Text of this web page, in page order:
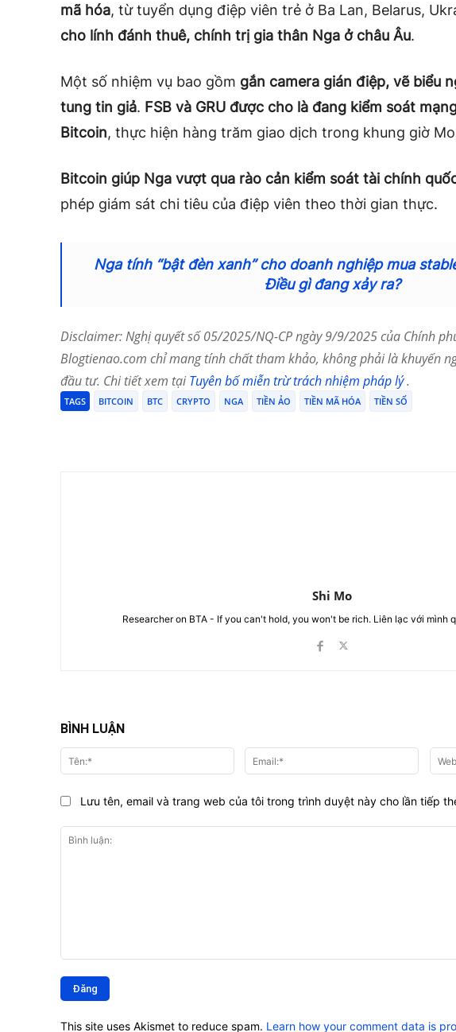
mã hóa, từ tuyển dụng điệp viên trẻ ở Ba Lan, Belarus,
cho lính đánh thuê, chính trị gia thân Nga ở châu Âu.
Một số nhiệm vụ bao gồm gắn camera gián điệp, vẽ biểu
tung tin giả. FSB và GRU được cho là đang kiểm soát
Bitcoin, thực hiện hàng trăm giao dịch trong khung giờ
Bitcoin giúp Nga vượt qua rào cản kiểm soát tài chính
phép giám sát chi tiêu của điệp viên theo thời gian thực.
Nga tính “bật đèn xanh” cho doanh nghiệp mua
Điều gì đang xảy ra?
Disclaimer: Nghị quyết số 05/2025/NQ-CP ngày 9/9/2025 của Chính
Blogtienao.com chỉ mang tính chất tham khảo, không phải là khuyến
đầu tư. Chi tiết xem tạiTuyên bố miễn trừ trách nhiệm pháp lý.
TAGS BITCOIN BTC CRYPTO NGA TIỀN ẢO TIỀN MÃ HÓA TIỀN SỐ
Shi Mo
Researcher on BTA - If you can't hold, you won't be rich. Liên lạc với mình
BÌNH LUẬN
luận:
Tên:* Email:*
Lưu tên, email và trang web của tôi trong trình duyệt này cho lần tiếp
This site uses Akismet to reduce spam. Learn how your comment data is